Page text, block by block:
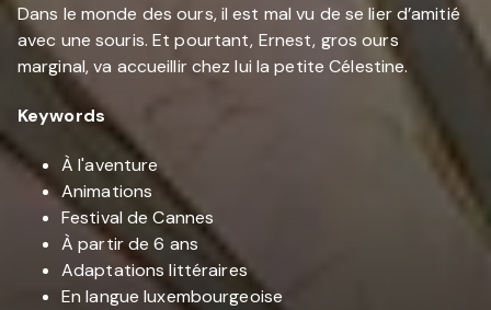
Dans le monde des ours, il est mal vu de se lier d’amitié
avec une souris. Et pourtant, Ernest, gros ours
marginal, va accueillir chez lui la petite Célestine.
Keywords
À l'aventure
Animations
Festival de Cannes
À partir de 6 ans
Adaptations littéraires
En langue luxembourgeoise